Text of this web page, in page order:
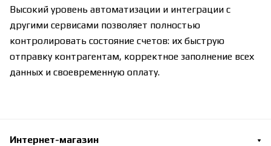
Высокий уровень автоматизации и интеграции с
другими сервисами позволяет полностью
контролировать состояние счетов: их быструю
отправку контрагентам, корректное заполнение всех
данных и своевременную оплату.
Интернет-магазин